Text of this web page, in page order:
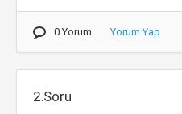
0 Yorum Yorum Yap
2.Soru